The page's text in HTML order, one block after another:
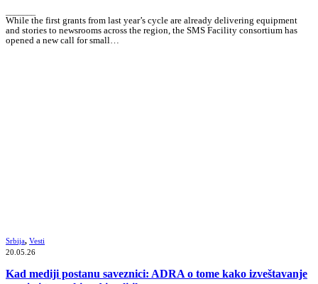
While the first grants from last year’s cycle are already delivering equipment
and stories to newsrooms across the region, the SMS Facility consortium has
opened a new call for small…
Srbija, Vesti
20.05.26
Kad mediji postanu saveznici: ADRA o tome kako izveštavanje